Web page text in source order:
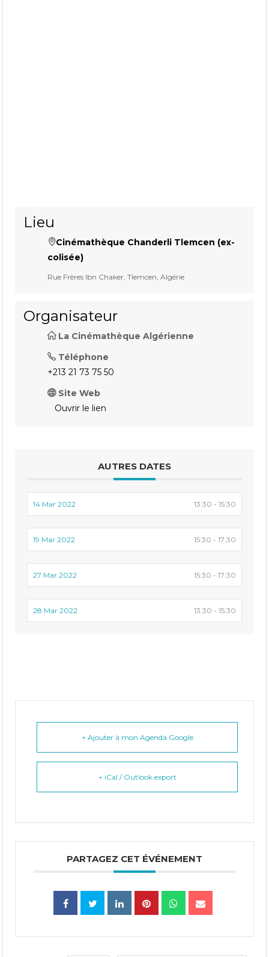
Lieu
Cinémathèque Chanderli Tlemcen (ex-
colisée)
Rue Frères Ibn Chaker, Tlemcen, Algérie
Organisateur
La Cinémathèque Algérienne
Téléphone
+213 21 73 75 50
Site Web
Ouvrir le lien
AUTRES DATES
14 Mar 2022 13:30 - 15:30
19 Mar 2022 15:30 - 17:30
27 Mar 2022 15:30 - 17:30
28 Mar 2022 13:30 - 15:30
+ Ajouter à mon Agenda Google
+ iCal / Outlook export
PARTAGEZ CET ÉVÉNEMENT